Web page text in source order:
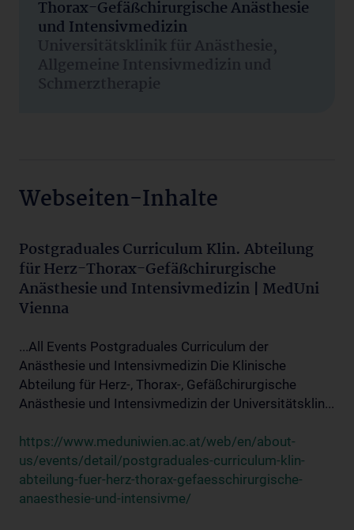
Thorax-Gefäßchirurgische Anästhesie
und Intensivmedizin
Universitätsklinik für Anästhesie,
Allgemeine Intensivmedizin und
Schmerztherapie
Webseiten-Inhalte
Postgraduales Curriculum Klin. Abteilung
für Herz-Thorax-Gefäßchirurgische
Anästhesie und Intensivmedizin | MedUni
Vienna
...All Events Postgraduales Curriculum der
Anästhesie und Intensivmedizin Die Klinische
Abteilung für Herz-, Thorax-, Gefäßchirurgische
Anästhesie und Intensivmedizin der Universitätsklin...
https://www.meduniwien.ac.at/web/en/about-
us/events/detail/postgraduales-curriculum-klin-
abteilung-fuer-herz-thorax-gefaesschirurgische-
anaesthesie-und-intensivme/